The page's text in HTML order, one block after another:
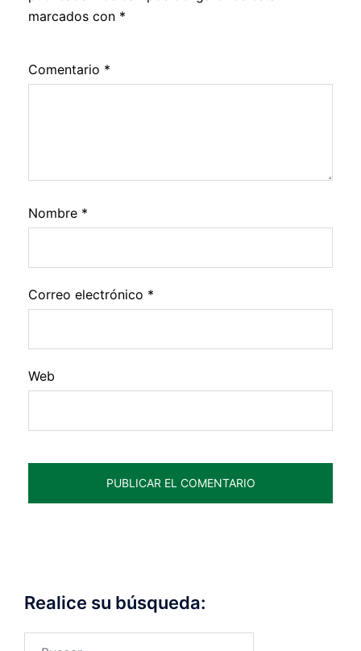
marcados con *
Comentario *
Nombre *
Correo electrónico *
Web
Realice su búsqueda: